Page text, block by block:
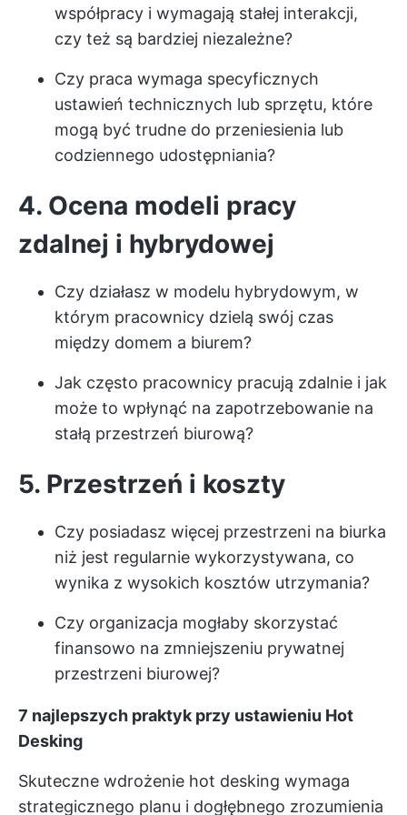
współpracy i wymagają stałej interakcji,
czy też są bardziej niezależne?
Czy praca wymaga specyficznych
ustawień technicznych lub sprzętu, które
mogą być trudne do przeniesienia lub
codziennego udostępniania?
4. Ocena modeli pracy
zdalnej i hybrydowej
Czy działasz w modelu hybrydowym, w
którym pracownicy dzielą swój czas
między domem a biurem?
Jak często pracownicy pracują zdalnie i jak
może to wpłynąć na zapotrzebowanie na
stałą przestrzeń biurową?
5. Przestrzeń i koszty
Czy posiadasz więcej przestrzeni na biurka
niż jest regularnie wykorzystywana, co
wynika z wysokich kosztów utrzymania?
Czy organizacja mogłaby skorzystać
finansowo na zmniejszeniu prywatnej
przestrzeni biurowej?
7 najlepszych praktyk przy ustawieniu Hot
Desking
Skuteczne wdrożenie hot desking wymaga
strategicznego planu i dogłębnego zrozumienia